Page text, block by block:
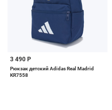
3 490 Р
Рюкзак детский Adidas Real Madrid
KR7558